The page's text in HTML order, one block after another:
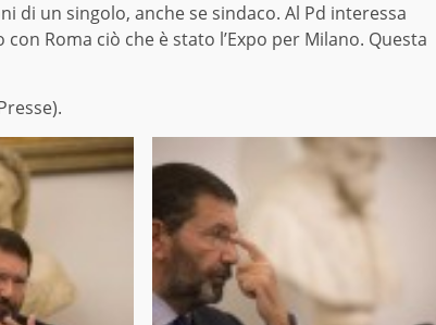
di un singolo, anche se sindaco. Al Pd interessa
Roma ciò che è stato l’Expo per Milano. Questa